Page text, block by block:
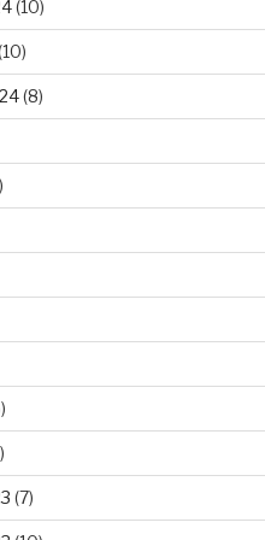
(10)
(8)
(7)